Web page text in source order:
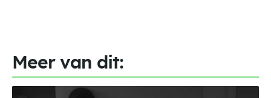
Meer van dit: